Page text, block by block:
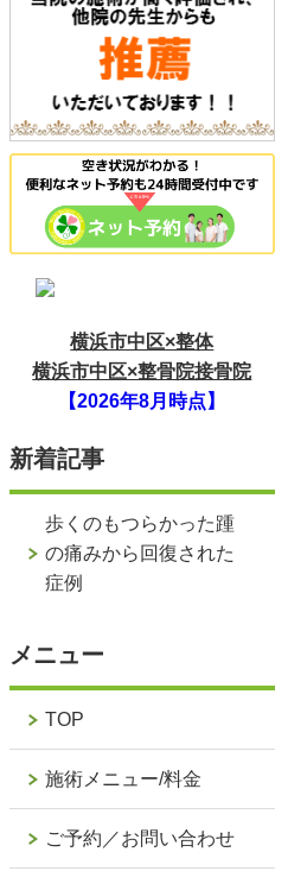
横浜市中区×整体
横浜市中区×整骨院接骨院
【2026年8月時点】
新着記事
歩くのもつらかった踵
の痛みから回復された
症例
メニュー
TOP
施術メニュー/料金
ご予約／お問い合わせ